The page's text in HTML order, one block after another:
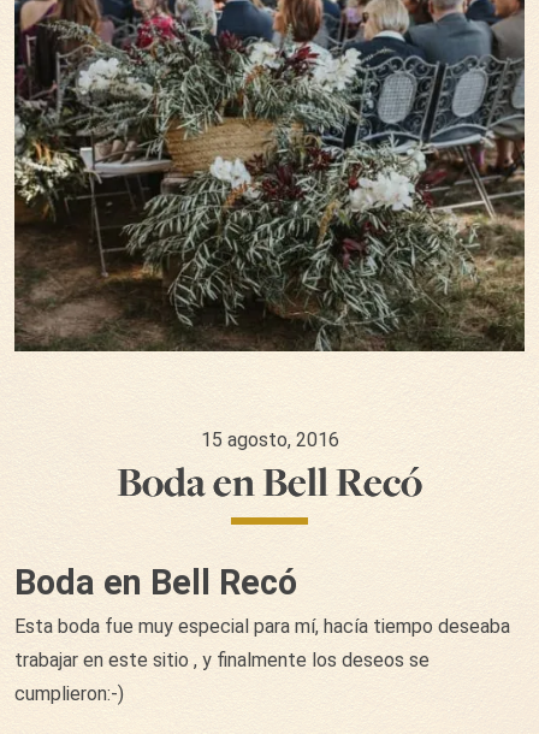
15 agosto, 2016
Boda en Bell Recó
Boda en Bell Recó
Esta boda fue muy especial para mí, hacía tiempo deseaba
trabajar en este sitio , y finalmente los deseos se
cumplieron:-)